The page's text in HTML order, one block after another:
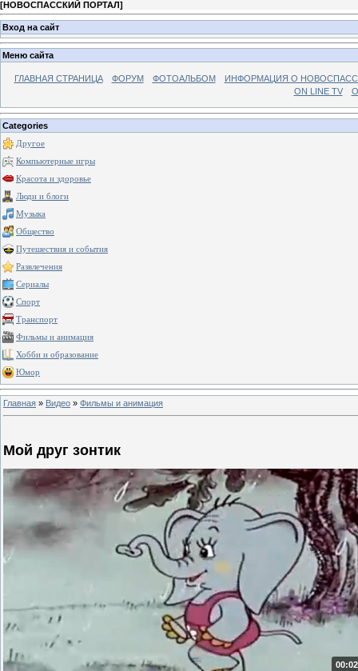
[НОВОСПАССКИЙ ПОРТАЛ]
Вход на сайт
Меню сайта
ГЛАВНАЯ СТРАНИЦА ФОРУМ ФОТОАЛЬБОМ
ИНФОРМАЦИЯ О
ON LINE TV
Categories
Другое
Компьютерные игры
Красота и здоровье
Люди и блоги
Музыка
Общество
Путешествия и события
Развлечения
Сериалы
Спорт
Транспорт
Фильмы и анимация
Хобби и образование
Юмор
Главная » Видео » Фильмы и анимация
Мой друг зонтик